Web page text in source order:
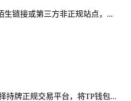
链接或第三方非正规站点，...
持牌正规交易平台，将TP钱包...